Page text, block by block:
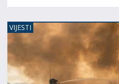
VIJESTI